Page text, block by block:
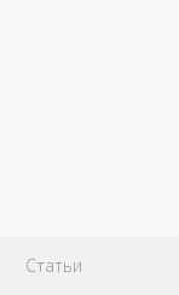
Статьи